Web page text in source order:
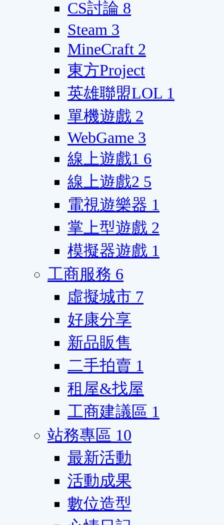
CS討論 8
Steam 3
MineCraft 2
東方Project
英雄聯盟LOL 1
單機遊戲 2
WebGame 3
線上遊戲1 6
線上遊戲2 5
電視遊樂器 1
掌上型遊戲 2
模擬器遊戲 1
工商服務 6
虛擬城市 7
好康分享
新品販售
二手拍賣 1
租屋&找屋
工商建議區 1
站務專區 10
最新活動
活動成果
數位造型